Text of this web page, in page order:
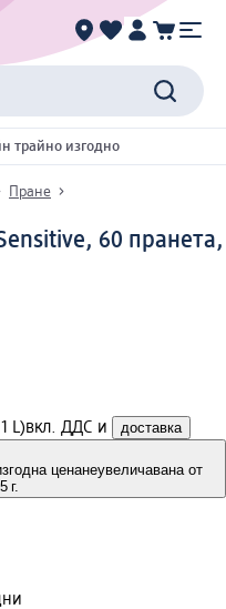
трайно изгодно
Пране
60 пранета,
L)вкл. ДДС и доставка
ценанеувеличавана от
г.